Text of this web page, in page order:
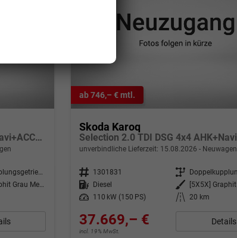
Selection 2.0 TDI DSG 4x4 AHK+Navi+ACC+Kamera+Sitzheiz+eHeck+Chrom+Lodge+GV5
Doppelkupplungsgetriebe (DSG)
[5X5X] Graphit Grau Metallic
ab 746,– € mtl.
Skoda Karoq
unverbindliche Lieferzeit: 15.08.2026 Neuwagen
Fahrzeugnr. 1301831 Getriebe
Kraftstoff
Diesel Außenfarbe
Leistung
110 kW (150 PS) Kilometerstand 20 km
37.669,– €
incl. 19% MwSt.
Details